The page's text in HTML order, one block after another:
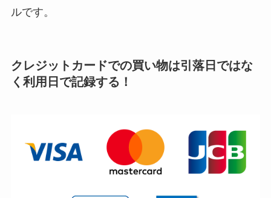
ルです。
クレジットカードでの買い物は引落日ではな
く利用日で記録する！